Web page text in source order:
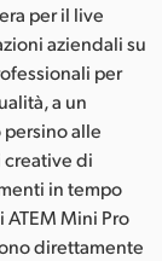
per il live
aziendali su
per
a un
alle
creative di
in tempo
Mini Pro
direttamente